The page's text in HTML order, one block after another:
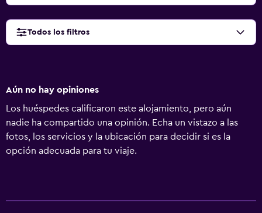
Todos los filtros
Aún no hay opiniones
Los huéspedes calificaron este alojamiento, pero aún
nadie ha compartido una opinión. Echa un vistazo a las
fotos, los servicios y la ubicación para decidir si es la
opción adecuada para tu viaje.